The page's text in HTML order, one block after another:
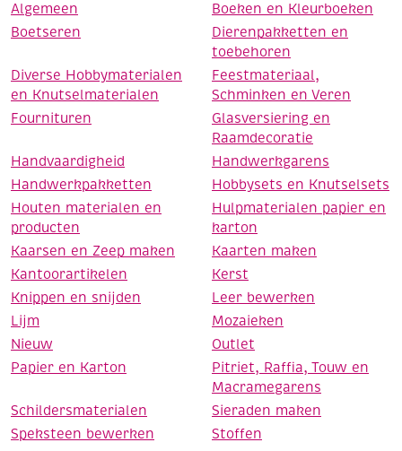
Algemeen
Boeken en Kleurboeken
Boetseren
Dierenpakketten en
toebehoren
Diverse Hobbymaterialen
en Knutselmaterialen
Feestmateriaal,
Schminken en Veren
Fournituren
Glasversiering en
Raamdecoratie
Handvaardigheid
Handwerkgarens
Handwerkpakketten
Hobbysets en Knutselsets
Houten materialen en
producten
Hulpmaterialen papier en
karton
Kaarsen en Zeep maken
Kaarten maken
Kantoorartikelen
Kerst
Knippen en snijden
Leer bewerken
Lijm
Mozaieken
Nieuw
Outlet
Papier en Karton
Pitriet, Raffia, Touw en
Macramegarens
Schildersmaterialen
Sieraden maken
Speksteen bewerken
Stoffen